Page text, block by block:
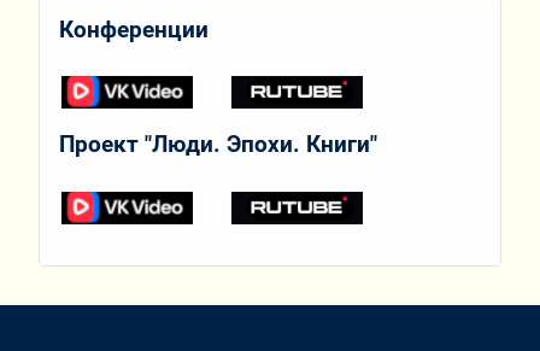
Конференции
Проект "Люди. Эпохи. Книги"